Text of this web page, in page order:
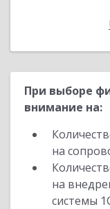
При выборе
внимание на:
на
на
системы